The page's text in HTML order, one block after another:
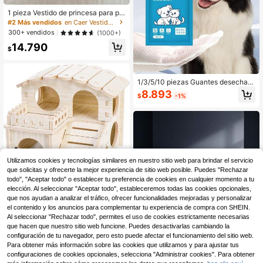
1 pieza Vestido de princesa para pe
rro pequeño hecho de malla de punt
o y parches, elegante vestido de tir
antes con estampado de cerezas ro
sas
#2 Más vendidos
en Caer Vestidos para mascotas
300+ vendidos
(1000+)
$14.790
1 pieza Casa de madera para hámst
eres, laberinto refugio para hámster,
casa con tobogán divertido para há
mster con ventana, choza desmont
able de dos pisos para hámster, rató
n enano, ratón, animales pequeños
Solo quedan 4
12.818
1/3/5/10 piezas Guantes desechabl
es para el aseo de mascotas, toallit
as húmedas, adecuados para perro
año SPA suaves sin alcohol que eli
minan el olor, para la limpieza del p
elaje de cachorros y gatitos
$8.893 -1%
Utilizamos cookies y tecnologías similares en nuestro sitio web para brindar el servicio
que solicitas y ofrecerte la mejor experiencia de sitio web posible. Puedes "Rechazar
todo", "Aceptar todo" o establecer tu preferencia de cookies en cualquier momento a tu
elección. Al seleccionar "Aceptar todo", estableceremos todas las cookies opcionales,
que nos ayudan a analizar el tráfico, ofrecer funcionalidades mejoradas y personalizar
el contenido y los anuncios para complementar tu experiencia de compra con SHEIN.
Al seleccionar "Rechazar todo", permites el uso de cookies estrictamente necesarias
que hacen que nuestro sitio web funcione. Puedes desactivarlas cambiando la
configuración de tu navegador, pero esto puede afectar el funcionamiento del sitio web.
Para obtener más información sobre las cookies que utilizamos y para ajustar tus
configuraciones de cookies opcionales, selecciona "Administrar cookies". Para obtener